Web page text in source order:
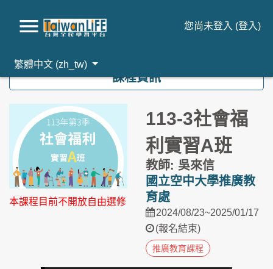
您尚未登入 (登入)
繁體中文 ‎(zh_tw)‎
課程資訊
本課程目前不開放自由選修
113-3社會福
利實習A班
教師: 吳來信
國立空中大學推廣教
育處
2024/08/23~2025/01/17
(報名結束)
推廣教育課程